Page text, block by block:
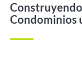
Condominios